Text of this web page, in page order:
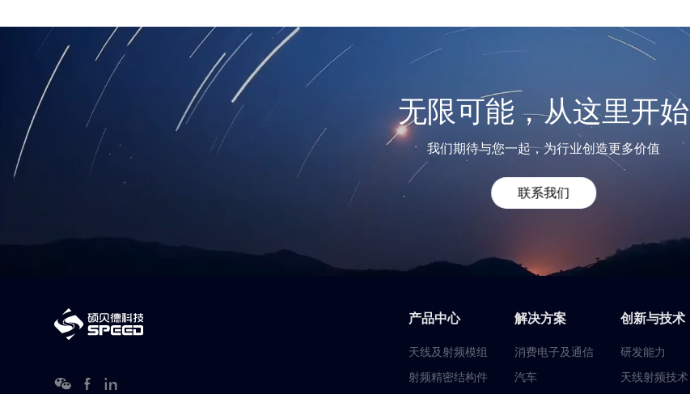
无限可能，从这里开始
我们期待与您一起，为行业创造更多价值
联系我们
产品中心
天线及射频模组
射频精密结构件
解决方案
消费电子及通信
汽车
创新与技术
研发能力
天线射频技术